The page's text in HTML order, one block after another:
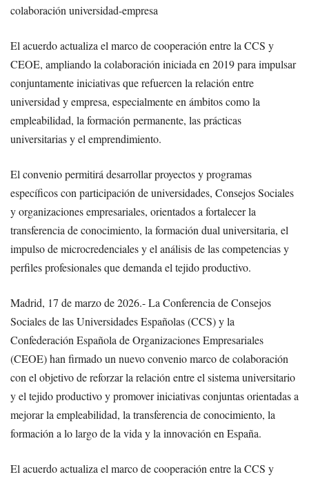
colaboración universidad-empresa
El acuerdo actualiza el marco de cooperación entre la CCS y
CEOE, ampliando la colaboración iniciada en 2019 para impulsar
conjuntamente iniciativas que refuercen la relación entre
universidad y empresa, especialmente en ámbitos como la
empleabilidad, la formación permanente, las prácticas
universitarias y el emprendimiento.
El convenio permitirá desarrollar proyectos y programas
específicos con participación de universidades, Consejos Sociales
y organizaciones empresariales, orientados a fortalecer la
transferencia de conocimiento, la formación dual universitaria, el
impulso de microcredenciales y el análisis de las competencias y
perfiles profesionales que demanda el tejido productivo.
Madrid, 17 de marzo de 2026.- La Conferencia de Consejos
Sociales de las Universidades Españolas (CCS) y la
Confederación Española de Organizaciones Empresariales
(CEOE) han firmado un nuevo convenio marco de colaboración
con el objetivo de reforzar la relación entre el sistema universitario
y el tejido productivo y promover iniciativas conjuntas orientadas a
mejorar la empleabilidad, la transferencia de conocimiento, la
formación a lo largo de la vida y la innovación en España.
El acuerdo actualiza el marco de cooperación entre la CCS y